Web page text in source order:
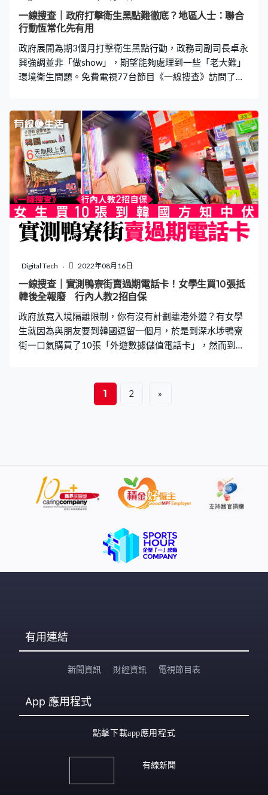
而深水埗這些舊區，較多舊式建築物，相比起商業區和新
發展住宅區，以玻璃幕牆和落地玻璃為主，深水埗舊樓提
以幫麻雀避開
一線搜查｜政府打擊衛生黑點難徹底？地區人士：聯合
行動恆常化先有用
政府展開為期3個月打擊衛生黑點行動，政務司副司長卓永
興強調並非「做show」，期望能夠處理到一些「老大難」
環境衛生問題。免費電視77台節目《一線搜查》訪問了多
管轄權推卸責任 2003年與2015年，時任政務司司長的曾
蔭權與林鄭月娥，都曾經推動全城清潔行動，但多區衛生
問題隨著時間過去，漸漸故態復萌。今次政府列出663個
黑點要打擊，不少人都質疑可否永久解決問題。觀塘區前
區議員歐陽均諾接受《一線搜查》時表示，部門之間經常
以地域管轄權去推卸責任，「呢個小範圍係佢處理嘅，就
永遠都係淨係呢個小範圍清潔，咁過咗界嘅話，就第二個
部門處理」。他又表示，政府部門資源有限，亦可能是部
門不想處理問題原因，認為應設地區小組統一調配相關部
唔到最根本個問題。」 議員：恆常化先會令啲商販害怕
「如果只係一個禮拜日做一次，咁同過去聯合大行動有咩
分別？」九龍中立法會議員楊永杰表示，過去清潔大行動
大量垃圾，即使被罰款，也只當
Digital Tech 2022年08月16日
一線搜查｜實測鴨寮街賣過期電話卡！女學生買10張抵
韓後全報廢 行內人教2招自保
政府放寛入境隔離限制，你有沒有計劃離港外遊？有女學
生就因為與朋友要到韓國逗留一個月，於是到深水埗鴨寮
街一口氣購買了10張「外遊數據儲值電話卡」，然而到韓
可正常使用。有行內人就分享兩招，教市民如何自保。
400元買10張 6天無限上網 事主Maria透過視像訪問向
前經驗，（同店家）建立咗信任，所以冇諗太多。」 有效
日期貼紙有古怪？ Maria表示，已按該卡指示開啟手提電
話的漫遊功能，但都沒有訊號，「search（搜尋）唔到當
效日期貼紙寫上「2022年12月31日」，但電話卡的紙套
包裝上，則另有貼紙寫上「2021年12月31日」，把貼紙
撕走更看到打印在紙套包裝上的有效日期是「2020年12月
31日」。Maria質疑因為疫情關係，外遊電話卡銷
1 2 »
有用連結
新聞資訊 財經資訊 電視節目表
App 應用程式
點擊下載app應用程式
有線新聞